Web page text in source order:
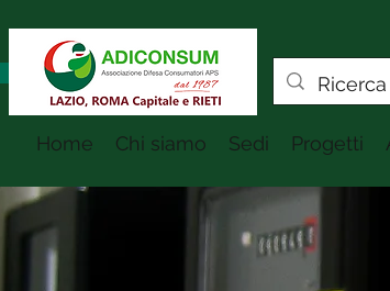
Home Chi siamo Sedi Progetti